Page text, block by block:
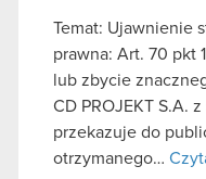
Temat: Ujawnienie
prawna: Art. 70 pkt
lub zbycie
CD PROJEKT S.A.
przekazuje do
otrzymanego…